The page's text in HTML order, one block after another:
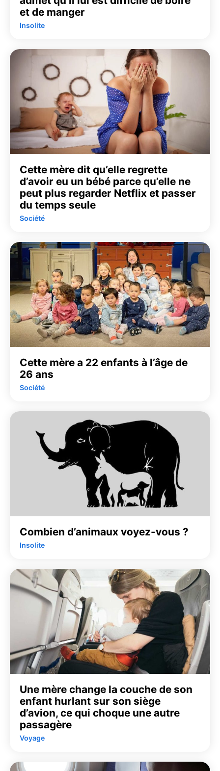
et de manger
Insolite
Cette mère dit qu’elle regrette
d’avoir eu un bébé parce qu’elle ne
peut plus regarder Netflix et passer
du temps seule
Société
Cette mère a 22 enfants à l’âge de
26 ans
Société
Combien d’animaux voyez-vous ?
Insolite
Une mère change la couche de son
enfant hurlant sur son siège
d’avion, ce qui choque une autre
passagère
Voyage